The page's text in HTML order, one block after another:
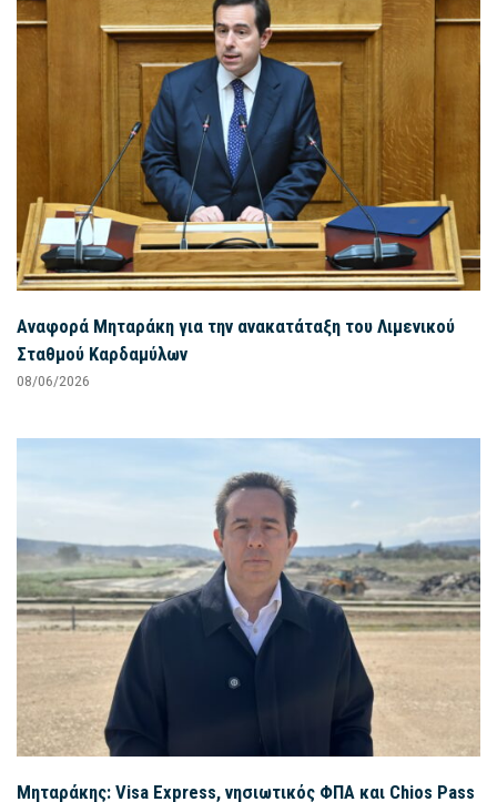
Αναφορά Μηταράκη για την ανακατάταξη του Λιμενικού
Σταθμού Καρδαμύλων
08/06/2026
Μηταράκης: Visa Express, νησιωτικός ΦΠΑ και Chios Pass